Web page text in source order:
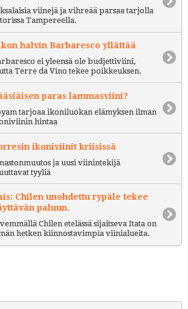
viinejä ja vihreää parsaa tarjolla
Tampereella.
halvin Barbaresco yllättää
ei yleensä ole budjettiviini,
Terre da Vino tekee poikkeuksen.
paras lammasviini?
tarjoaa ikoniluokan elämyksen ilman
hintaa
ikoniviinit kriisissä
ja uusi viinintekijä
tyyliä
Chilen unohdettu rypäle tekee
paluun.
Chilen etelässä sijaitseva Itata on
hetken kiinnostavimpia viinialueita.